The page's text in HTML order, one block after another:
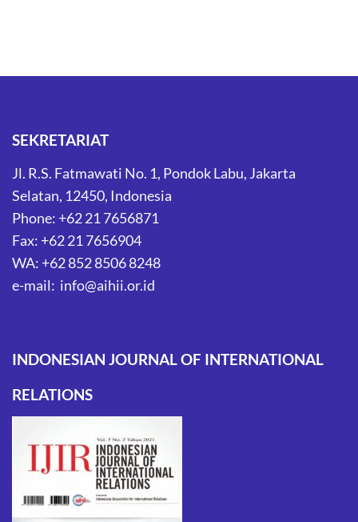
SEKRETARIAT
Jl. R.S. Fatmawati No. 1, Pondok Labu, Jakarta
Selatan, 12450, Indonesia
Phone: +62 21 7656871
Fax: +62 21 7656904
WA: +62 852 8506 8248
e-mail: info@aihii.or.id
INDONESIAN JOURNAL OF INTERNATIONAL
RELATIONS